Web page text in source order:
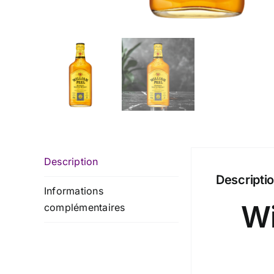
Description
Informations
complémentaires